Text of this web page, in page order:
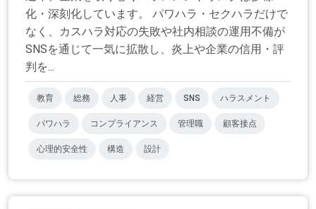
化・深刻化しています。 パワハラ・セクハラだけで
なく、カスハラ対応の失敗や社内相談の運用不備が
SNSを通じて一気に拡散し、炎上や企業の信用・評
判を...
教育 総務 人事 経営 SNS ハラスメント
パワハラ コンプライアンス 管理職 顧客接点
心理的安全性 構造 設計